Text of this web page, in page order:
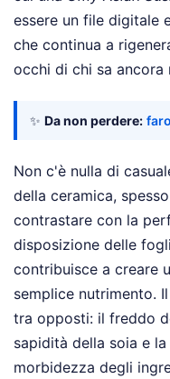
essere un file digitale
che continua a
occhi di chi sa ancora
✨ Da non perdere:
Non c'è nulla di
della ceramica,
contrastare con la
disposizione delle
contribuisce a creare
semplice nutrimento.
tra opposti: il freddo
sapidità della soia e
morbidezza degli